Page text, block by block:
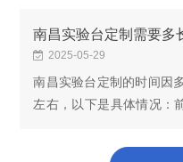
南昌实验台定制需要多
2025-05-29
南昌实验台定制的时间因
左右，以下是具体情况：
价测量后 1-3 天内，设计